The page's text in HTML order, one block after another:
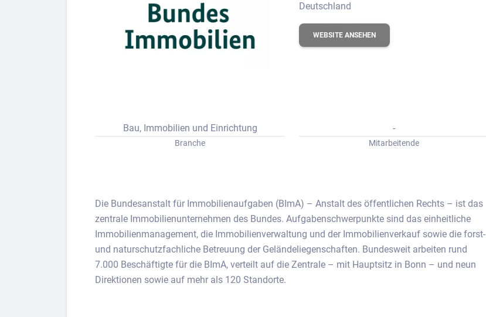
Deutschland
WEBSITE ANSEHEN
Bau, Immobilien und Einrichtung
Branche
-
Mitarbeitende
Die Bundesanstalt für Immobilienaufgaben (BImA) – Anstalt des öffentlichen Rechts – ist das
zentrale Immobilien­unternehmen des Bundes. Aufgabenschwerpunkte sind das einheitliche
Immobilien­management, die Immobilien­verwaltung und der Immobilien­verkauf sowie die forst-
und naturschutz­fachliche Betreuung der Gelände­liegenschaften. Bundesweit arbeiten rund
7.000 Beschäftigte für die BImA, verteilt auf die Zentrale – mit Hauptsitz in Bonn – und neun
Direktionen sowie auf mehr als 120 Standorte.